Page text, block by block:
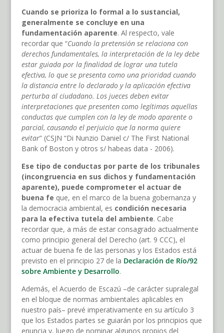
Cuando se prioriza lo formal a lo sustancial,
generalmente se concluye en una
fundamentación aparente. Al respecto, vale
recordar que “Cuando la pretensión se relaciona con
derechos fundamentales, la interpretación de la ley debe
estar guiada por la finalidad de lograr una tutela
efectiva, lo que se presenta como una prioridad cuando
la distancia entre lo declarado y la aplicación efectiva
perturba al ciudadano. Los jueces deben evitar
interpretaciones que presenten como legítimas aquellas
conductas que cumplen con la ley de modo aparente o
parcial, causando el perjuicio que la norma quiere
evitar” (CSJN “Di Nunzio Daniel c/ The First National
Bank of Boston y otros s/ habeas data - 2006).
Ese tipo de conductas por parte de los tribunales
(incongruencia en sus dichos y fundamentación
aparente), puede comprometer el actuar de
buena fe que, en el marco de la buena gobernanza y
la democracia ambiental, es condición necesaria
para la efectiva tutela del ambiente. Cabe
recordar que, a más de estar consagrado actualmente
como principio general del Derecho (art. 9 CCC), el
actuar de buena fe de las personas y los Estados está
previsto en el principio 27 de la Declaración de Río/92
sobre Ambiente y Desarrollo.
Además, el Acuerdo de Escazú –de carácter supralegal
en el bloque de normas ambientales aplicables en
nuestro país– prevé imperativamente en su artículo 3
que los Estados partes se guiarán por los principios que
enuncia y, luego de nominar algunos propios del